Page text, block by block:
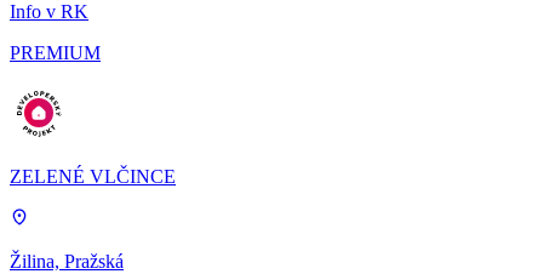
Info v RK
PREMIUM
ZELENÉ VLČINCE
Žilina, Pražská